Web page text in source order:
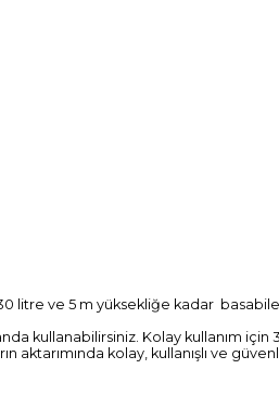
litre ve 5 m yüksekliğe kadar
kullanabilirsiniz. Kolay kullanım için
aktarımında kolay, kullanışlı ve